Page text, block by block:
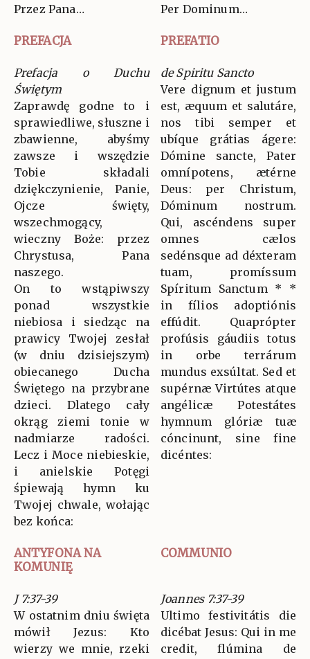
Przez Pana…
Per Dominum…
PREFACJA PREFATIO
Prefacja o Duchu
Świętym
Zaprawdę godne to i
sprawiedliwe, słuszne i
zbawienne, abyśmy
zawsze i wszędzie
Tobie składali
dziękczynienie, Panie,
Ojcze święty,
wszechmogący,
wieczny Boże: przez
Chrystusa, Pana
naszego.
On to wstąpiwszy
ponad wszystkie
niebiosa i siedząc na
prawicy Twojej zesłał
(w dniu dzisiejszym)
obiecanego Ducha
Świętego na przybrane
dzieci. Dlatego cały
okrąg ziemi tonie w
nadmiarze radości.
Lecz i Moce niebieskie,
i anielskie Potęgi
śpiewają hymn ku
Twojej chwale, wołając
bez końca:
de Spiritu Sancto
Vere dignum et justum
est, æquum et salutáre,
nos tibi semper et
ubíque grátias ágere:
Dómine sancte, Pater
omnípotens, ætérne
Deus: per Christum,
Dóminum nostrum.
Qui, ascéndens super
omnes cælos
sedénsque ad déxteram
tuam, promíssum
Spíritum Sanctum * *
in fílios adoptiónis
effúdit. Quaprópter
profúsis gáudiis totus
in orbe terrárum
mundus exsúltat. Sed et
supérnæ Virtútes atque
angélicæ Potestátes
hymnum glóriæ tuæ
cóncinunt, sine fine
dicéntes:
ANTYFONA NA
KOMUNIĘ
COMMUNIO
J 7:37-39
W ostatnim dniu święta
mówił Jezus: Kto
wierzy we mnie, rzeki
Joannes 7:37-39
Ultimo festivitátis die
dicébat Jesus: Qui in me
credit, flúmina de